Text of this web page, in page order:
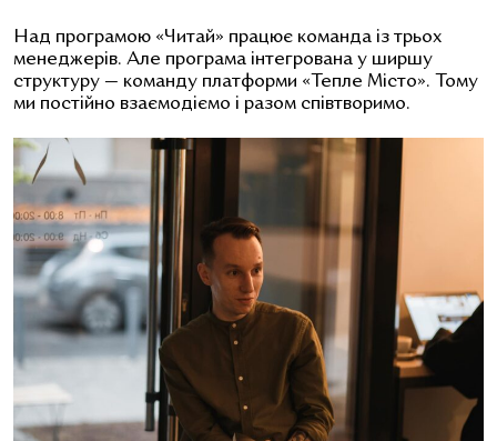
Над програмою «Читай» працює команда із трьох
менеджерів. Але програма інтегрована у ширшу
структуру — команду платформи «Тепле Місто». Тому
ми постійно взаємодіємо і разом співтворимо.